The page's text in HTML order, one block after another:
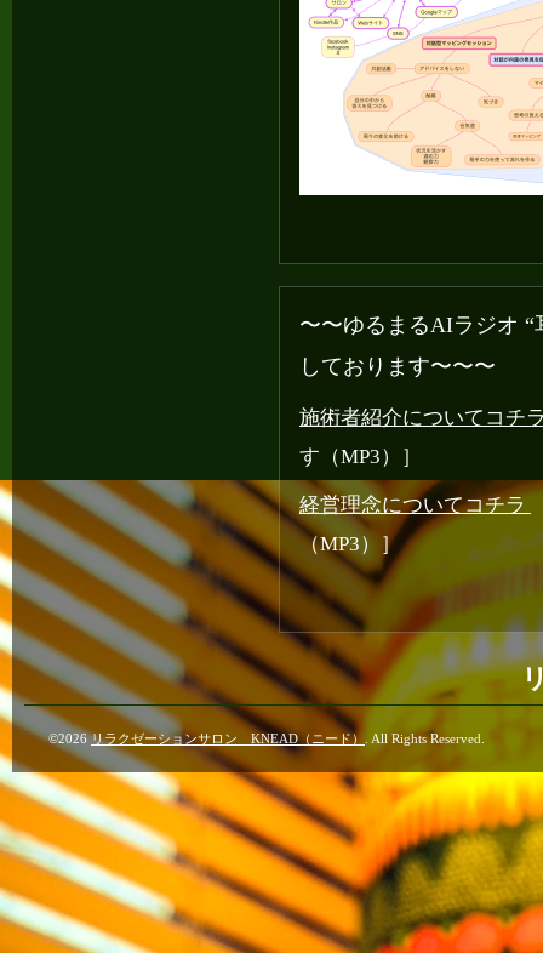
〜〜ゆるまるAIラジオ
しております〜〜〜
施術者紹介についてコチ
す（MP3）］
経営理念についてコチラ
（MP3）］
©2026リラクゼーションサロン KNEAD（ニード） . All Rights Reserved.